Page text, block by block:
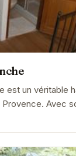
est un véritable
Avec